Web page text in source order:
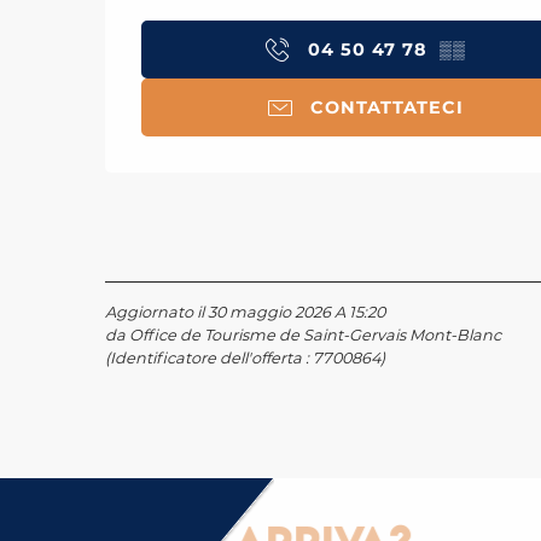
04 50 47 78 ▒▒
CONTATTATECI
Aggiornato il 30 maggio 2026 A 15:20
da Office de Tourisme de Saint-Gervais Mont-Blanc
(Identificatore dell'offerta : 7700864)